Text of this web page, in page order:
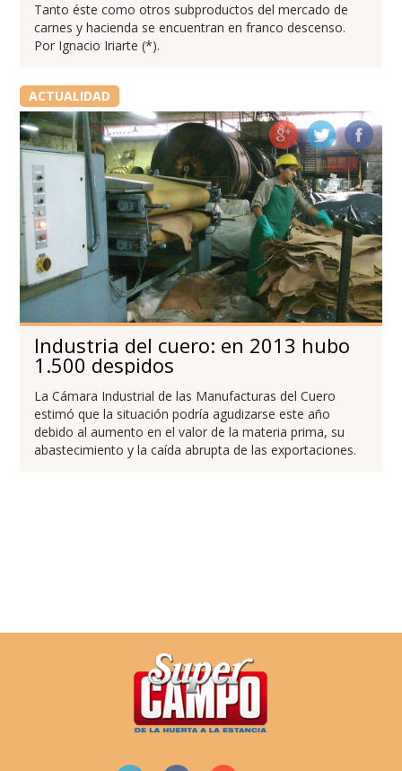
Tanto éste como otros subproductos del mercado de
carnes y hacienda se encuentran en franco descenso.
Por Ignacio Iriarte (*).
ACTUALIDAD
Industria del cuero: en 2013 hubo
1.500 despidos
La Cámara Industrial de las Manufacturas del Cuero
estimó que la situación podría agudizarse este año
debido al aumento en el valor de la materia prima, su
abastecimiento y la caída abrupta de las exportaciones.